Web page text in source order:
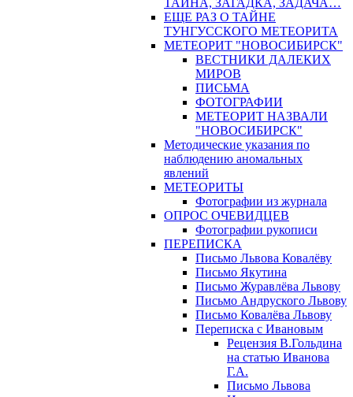
ТАЙНА, ЗАГАДКА, ЗАДАЧА…
ЕЩЕ РАЗ О ТАЙНЕ
ТУНГУССКОГО МЕТЕОРИТА
МЕТЕОРИТ "НОВОСИБИРСК"
ВЕСТНИКИ ДАЛЕКИХ
МИРОВ
ПИСЬМА
ФОТОГРАФИИ
МЕТЕОРИТ НАЗВАЛИ
"НОВОСИБИРСК"
Методические указания по
наблюдению аномальных
явлений
МЕТЕОРИТЫ
Фотографии из журнала
ОПРОС ОЧЕВИДЦЕВ
Фотографии рукописи
ПЕРЕПИСКА
Письмо Львова Ковалёву
Письмо Якутина
Письмо Журавлёва Львову
Письмо Андруского Львову
Письмо Ковалёва Львову
Переписка с Ивановым
Рецензия В.Гольдина
на статью Иванова
Г.А.
Письмо Львова